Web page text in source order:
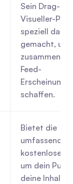
Sein Drag-
Visueller-
speziell dazu
gemacht, um
Feed-
schaffen.
Bietet die
kostenlosen
um dein
deine